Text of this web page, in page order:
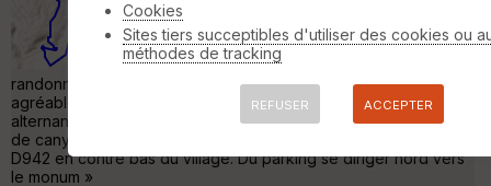
Randonnée Pédestre
Plus confidentielles que celles du Verdon,
les gorges de la Nesque sont une
randonnée à faire lors d'un séjour dans le Vaucluse. Un
agréable parcours au départ du village médiéval de Monieux,
alternant entre balcons et aplombs rocheux, sentiers en fond
de canyon, garrigues et forêts. Départ du parking situé sur la
D942 en contre bas du village. Du parking se diriger nord vers
le monum »
Cookies
Sites tiers succeptibles d'utiliser des cookies ou
méthodes de tracking
REFUSER ACCEPTER